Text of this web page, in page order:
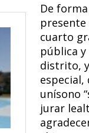
De
presente
cuarto
pública
distrito,
unísono
jurar